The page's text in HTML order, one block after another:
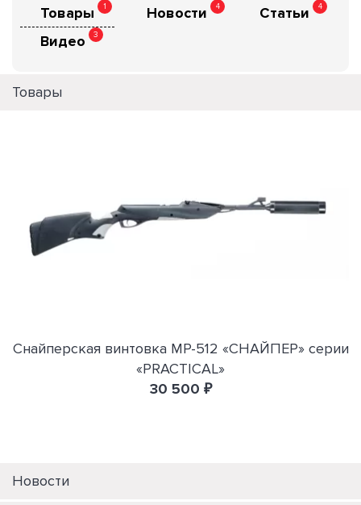
Товары 1 Новости 4 Статьи 4
Видео 3
Товары
Снайперская винтовка МР-512 «СНАЙПЕР» серии
«PRACTICAL»
30 500 ₽
Новости